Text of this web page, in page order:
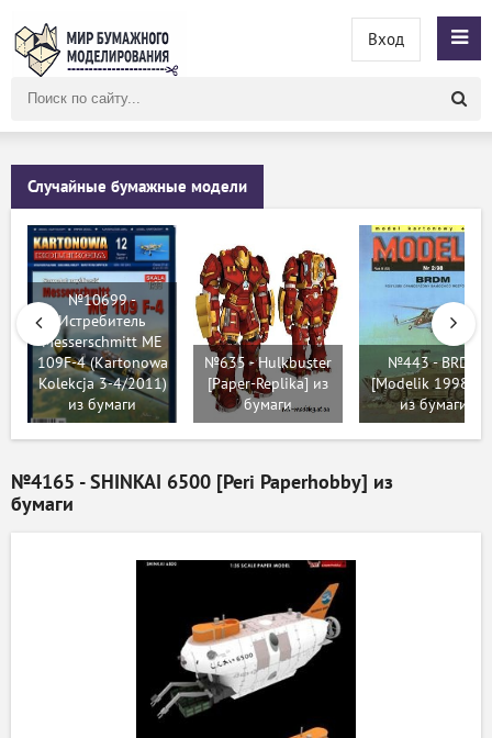
сайту
Вход
Случайные бумажные модели
№10699 -
Истребитель
Messerschmitt ME
109F-4 (Kartonowa
Kolekcja 3-4/2011)
из бумаги
№635 - Hulkbuster
[Paper-Replika] из
бумаги
№443 - BRDM
[Modelik 1998-
из бумаги
№4165 - SHINKAI 6500 [Peri Paperhobby] из
бумаги